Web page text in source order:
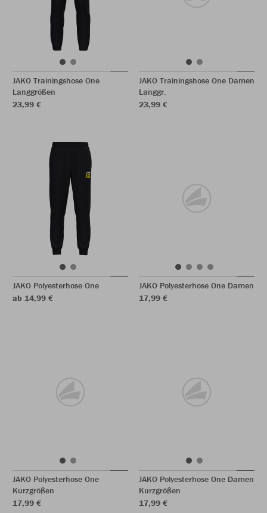
JAKO Trainingshose One
Langgrößen
23,99 €
JAKO Trainingshose One Damen
Langgr.
23,99 €
JAKO Polyesterhose One
ab 14,99 €
JAKO Polyesterhose One Damen
17,99 €
JAKO Polyesterhose One
Kurzgrößen
17,99 €
JAKO Polyesterhose One Damen
Kurzgrößen
17,99 €